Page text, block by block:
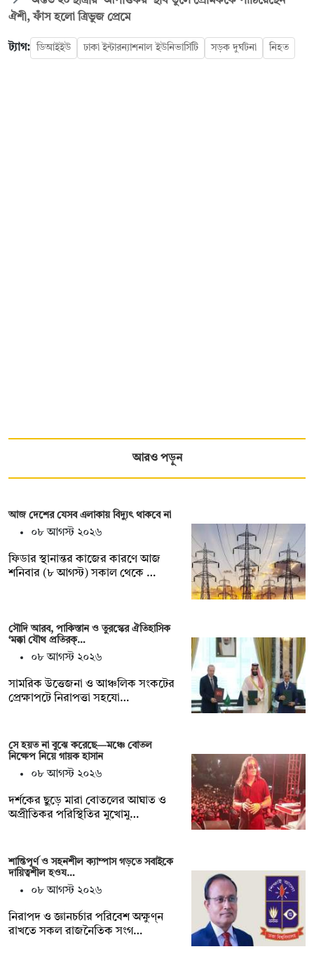
ঐশী, ফাঁস হলো ত্রিভুজ প্রেমে
ট্যাগ: ডিআইইউ ঢাকা ইন্টারন্যাশনাল ইউনিভার্সিটি সড়ক দুর্ঘটনা নিহত
আরও পড়ুন
আজ দেশের যেসব এলাকায় বিদ্যুৎ থাকবে না
০৮ আগস্ট ২০২৬
ফিডার স্থানান্তর কাজের কারণে আজ
শনিবার (৮ আগস্ট) সকাল থেকে …
সৌদি আরব, পাকিস্তান ও তুরস্কের ঐতিহাসিক
‘মক্কা যৌথ প্রতিরক্…
০৮ আগস্ট ২০২৬
সামরিক উত্তেজনা ও আঞ্চলিক সংকটের
প্রেক্ষাপটে নিরাপত্তা সহযো…
সে হয়ত না ‍বুঝে করেছে—মঞ্চে বোতল
নিক্ষেপ নিয়ে গায়ক হাসান
০৮ আগস্ট ২০২৬
দর্শকের ছুড়ে মারা বোতলের আঘাত ও
অপ্রীতিকর পরিস্থিতির মুখোমু…
শান্তিপূর্ণ ও সহনশীল ক্যাম্পাস গড়তে সবাইকে
দায়িত্বশীল হওয…
০৮ আগস্ট ২০২৬
নিরাপদ ও জ্ঞানচর্চার পরিবেশ অক্ষুণ্ন
রাখতে সকল রাজনৈতিক সংগ…